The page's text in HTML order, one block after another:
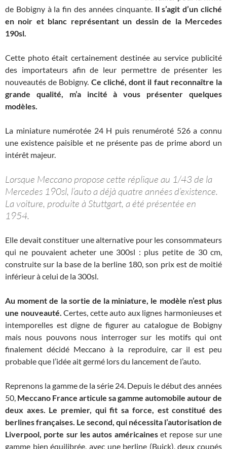
de Bobigny à la fin des années cinquante. Il s’agit d’un cliché
en noir et blanc représentant un dessin de la Mercedes
190sl.
Cette photo était certainement destinée au service publicité
des importateurs afin de leur permettre de présenter les
nouveautés de Bobigny. Ce cliché, dont il faut reconnaître la
grande qualité, m’a incité à vous présenter quelques
modèles.
La miniature numérotée 24 H puis renuméroté 526 a connu
une existence paisible et ne présente pas de prime abord un
intérêt majeur.
Lorsque Meccano propose cette réplique au 1/43 de la
Mercedes 190sl, l’auto a déjà quatre années d’existence.
La voiture, produite à Stuttgart, a été présentée en
1954.
Elle devait constituer une alternative pour les consommateurs
qui ne pouvaient acheter une 300sl : plus petite de 30 cm,
construite sur la base de la berline 180, son prix est de moitié
inférieur à celui de la 300sl.
Au moment de la sortie de la miniature, le modèle n’est plus
une nouveauté. Certes, cette auto aux lignes harmonieuses et
intemporelles est digne de figurer au catalogue de Bobigny
mais nous pouvons nous interroger sur les motifs qui ont
finalement décidé Meccano à la reproduire, car il est peu
probable que l’idée ait germé lors du lancement de l’auto.
Reprenons la gamme de la série 24. Depuis le début des années
50, Meccano France articule sa gamme automobile autour de
deux axes. Le premier, qui fit sa force, est constitué des
berlines françaises. Le second, qui nécessita l’autorisation de
Liverpool, porte sur les autos américaineset repose sur une
gamme bien équilibrée, avec une berline (Buick), deux coupés